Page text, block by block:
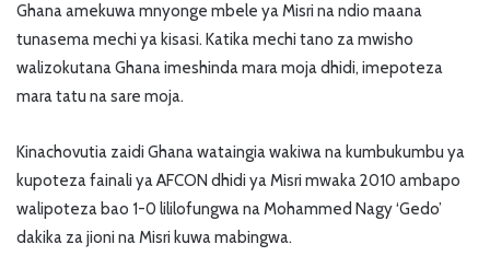
Ghana amekuwa mnyonge mbele ya Misri na ndio maana
tunasema mechi ya kisasi. Katika mechi tano za mwisho
walizokutana Ghana imeshinda mara moja dhidi, imepoteza
mara tatu na sare moja.
Kinachovutia zaidi Ghana wataingia wakiwa na kumbukumbu ya
kupoteza fainali ya AFCON dhidi ya Misri mwaka 2010 ambapo
walipoteza bao 1-0 lililofungwa na Mohammed Nagy ‘Gedo’
dakika za jioni na Misri kuwa mabingwa.